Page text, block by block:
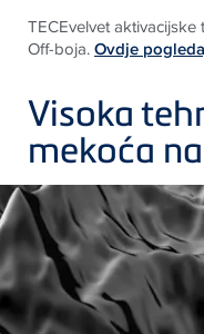
TECEvelvet
Off-boja.Ovdje
Visoka
mekoća